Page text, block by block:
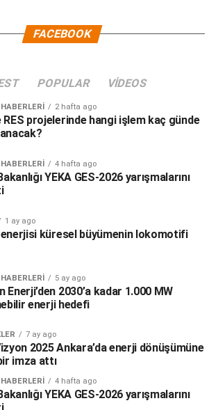
FACEBOOK
POPULAR VIDEOS
2 hafta ago
RES projelerinde hangi işlem kaç günde
4 hafta ago
YEKA GES-2026 yarışmalarını
1 ay ago
enerjisi küresel büyümenin lokomotifi
5 ay ago
Enerji’den 2030’a kadar 1.000 MW
enerji hedefi
7 ay ago
2025 Ankara’da enerji dönüşümüne
imza attı
4 hafta ago
YEKA GES-2026 yarışmalarını